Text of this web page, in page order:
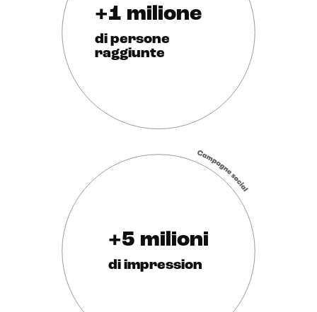
+1 milione
di persone
raggiunte
+5 milioni
di impression